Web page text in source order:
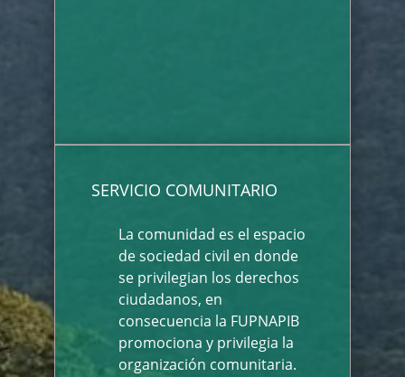
SERVICIO COMUNITARIO
La comunidad es el espacio
de sociedad civil en donde
se privilegian los derechos
ciudadanos, en
consecuencia la FUPNAPIB
promociona y privilegia la
organización comunitaria.